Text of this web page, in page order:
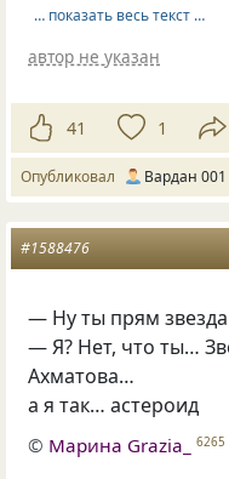
… показать весь текст …
автор не указан
41 1
Опубликовал Вардан 001
#1588476
— Ну ты прям
— Я? Нет, что ты…
Ахматова…
а я так… астероид
© Марина Grazia_ 6265